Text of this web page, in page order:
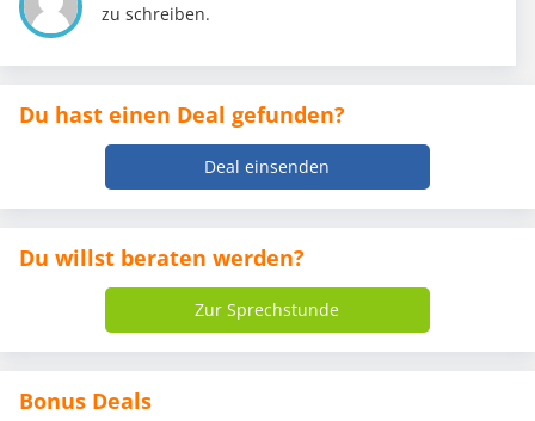
zu schreiben.
Du hast einen Deal gefunden?
Deal einsenden
Du willst beraten werden?
Zur Sprechstunde
Bonus Deals